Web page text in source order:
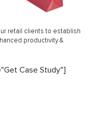
retail clients to establish
productivity &
Case Study"]